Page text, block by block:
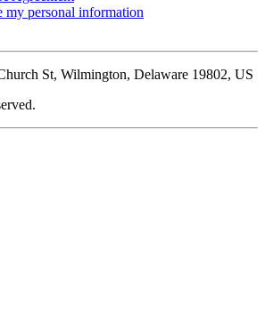
my personal information
St, Wilmington, Delaware 19802, US